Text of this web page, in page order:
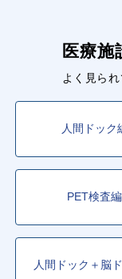
医療施
よく見ら
人間ドック
PET検査編
人間ドック＋脳